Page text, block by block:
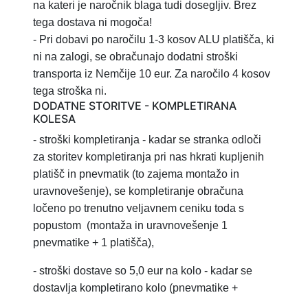
na kateri je naročnik blaga tudi dosegljiv. Brez
tega dostava ni mogoča!
- Pri dobavi po naročilu 1-3 kosov ALU platišča, ki
ni na zalogi, se obračunajo dodatni stroški
transporta iz Nemčije 10 eur. Za naročilo 4 kosov
tega stroška ni.
DODATNE STORITVE - KOMPLETIRANA
KOLESA
- stroški kompletiranja - kadar se stranka odloči
za storitev kompletiranja pri nas hkrati kupljenih
platišč in pnevmatik (to zajema montažo in
uravnovešenje), se kompletiranje obračuna
ločeno po trenutno veljavnem ceniku toda s
popustom (montaža in uravnovešenje 1
pnevmatike + 1 platišča),
- stroški dostave so 5,0 eur na kolo - kadar se
dostavlja kompletirano kolo (pnevmatike +